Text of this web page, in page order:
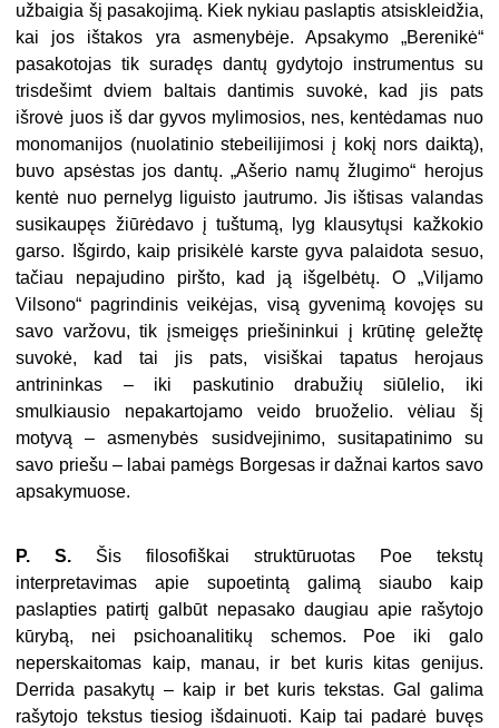
užbaigia šį pasakojimą. Kiek nykiau paslaptis atsiskleidžia,
kai jos ištakos yra asmenybėje. Apsakymo „Berenikė“
pasakotojas tik suradęs dantų gydytojo instrumentus su
trisdešimt dviem baltais dantimis suvokė, kad jis pats
išrovė juos iš dar gyvos mylimosios, nes, kentėdamas nuo
monomanijos (nuolatinio stebeilijimosi į kokį nors daiktą),
buvo apsėstas jos dantų. „Ašerio namų žlugimo“ herojus
kentė nuo pernelyg liguisto jautrumo. Jis ištisas valandas
susikaupęs žiūrėdavo į tuštumą, lyg klausytųsi kažkokio
garso. Išgirdo, kaip prisikėlė karste gyva palaidota sesuo,
tačiau nepajudino piršto, kad ją išgelbėtų. O „Viljamo
Vilsono“ pagrindinis veikėjas, visą gyvenimą kovojęs su
savo varžovu, tik įsmeigęs priešininkui į krūtinę geležtę
suvokė, kad tai jis pats, visiškai tapatus herojaus
antrininkas – iki paskutinio drabužių siūlelio, iki
smulkiausio nepakartojamo veido bruoželio. vėliau šį
motyvą – asmenybės susidvejinimo, susitapatinimo su
savo priešu – labai pamėgs Borgesas ir dažnai kartos savo
apsakymuose.
P. S. Šis filosofiškai struktūruotas Poe tekstų
interpretavimas apie supoetintą galimą siaubo kaip
paslapties patirtį galbūt nepasako daugiau apie rašytojo
kūrybą, nei psichoanalitikų schemos. Poe iki galo
neperskaitomas kaip, manau, ir bet kuris kitas genijus.
Derrida pasakytų – kaip ir bet kuris tekstas. Gal galima
rašytojo tekstus tiesiog išdainuoti. Kaip tai padarė buvęs